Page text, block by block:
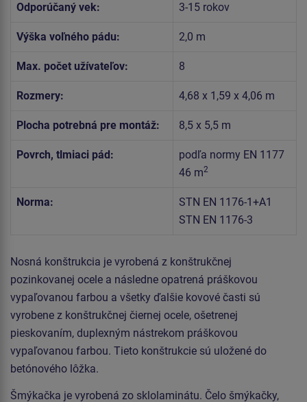
Odporúčaný vek: 3-15 rokov
Výška voľného pádu: 2,0 m
Max. počet užívateľov: 8
Rozmery: 4,68 x 1,59 x 4,06 m
Plocha potrebná pre montáž: 8,5 x 5,5 m
Povrch, tlmiaci pád:
podľa normy EN 1177
46 m2
Norma:
STN EN 1176-1+A1
STN EN 1176-3
Nosná konštrukcia je vyrobená z konštrukčnej
pozinkovanej ocele a následne opatrená práškovou
vypaľovanou farbou a všetky ďalšie kovové časti sú
vyrobene z konštrukčnej čiernej ocele, ošetrenej
pieskovaním, duplexným nástrekom práškovou
vypaľovanou farbou. Tieto konštrukcie sú uložené do
betónového lôžka.
Šmýkačka je vyrobená zo sklolaminátu. Čelo šmýkačky,